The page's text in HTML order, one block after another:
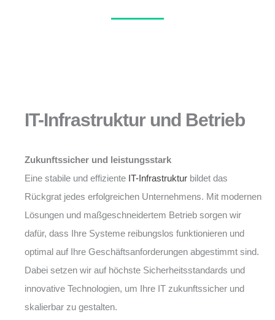
IT-Infrastruktur und Betrieb
Zukunftssicher und leistungsstark
Eine stabile und effiziente IT-Infrastruktur bildet das
Rückgrat jedes erfolgreichen Unternehmens. Mit modernen
Lösungen und maßgeschneidertem Betrieb sorgen wir
dafür, dass Ihre Systeme reibungslos funktionieren und
optimal auf Ihre Geschäftsanforderungen abgestimmt sind.
Dabei setzen wir auf höchste Sicherheitsstandards und
innovative Technologien, um Ihre IT zukunftssicher und
skalierbar zu gestalten.